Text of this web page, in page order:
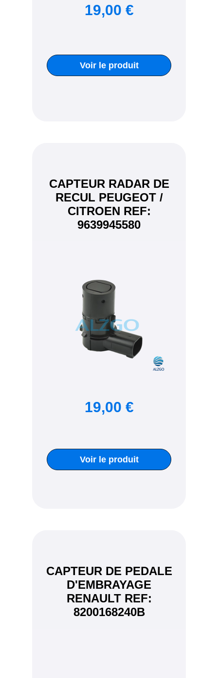
19,00 €
Voir le produit
CAPTEUR RADAR DE
RECUL PEUGEOT /
CITROEN REF:
9639945580
19,00 €
Voir le produit
CAPTEUR DE PEDALE
D'EMBRAYAGE
RENAULT REF:
8200168240B